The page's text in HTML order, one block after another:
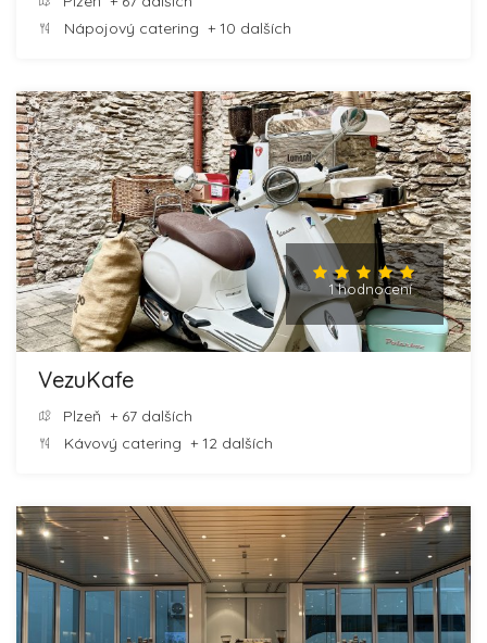
Nápojový catering + 10 dalších
1 hodnocení
VezuKafe
Plzeň + 67 dalších
Kávový catering + 12 dalších